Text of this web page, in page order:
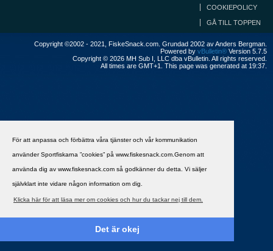
För att anpassa och förbättra våra tjänster och vår kommunikation
använder Sportfiskarna ”cookies” på www.fiskesnack.com.Genom att
använda dig av www.fiskesnack.com så godkänner du detta. Vi säljer
självklart inte vidare någon information om dig.
Klicka här för att läsa mer om cookies och hur du tackar nej till dem.
Det är okej
COOKIEPOLICY
GÅ TILL TOPPEN
Copyright ©2002 - 2021, FiskeSnack.com. Grundad 2002 av Anders Bergman.
Powered by vBulletin® Version 5.7.5
Copyright © 2026 MH Sub I, LLC dba vBulletin. All rights reserved.
All times are GMT+1. This page was generated at 19:37.